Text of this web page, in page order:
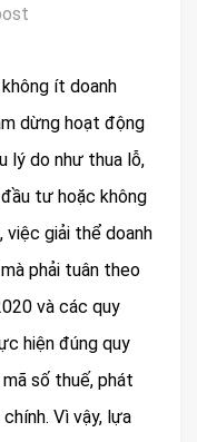
ít doanh
dừng hoạt động
lý do như thua lỗ,
tư hoặc không
việc giải thể doanh
phải tuân theo
và các quy
hiện đúng quy
số thuế, phát
Vì vậy, lựa